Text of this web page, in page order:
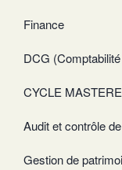
Finance
DCG
CYCLE MASTERE
Audit et contrôle
Gestion de